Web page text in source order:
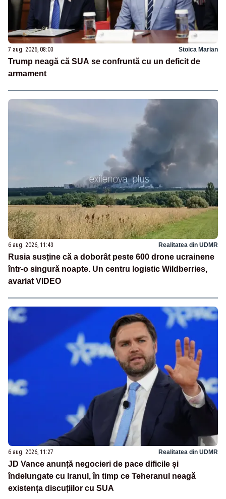
7 aug. 2026, 08:03 Stoica Marian
Trump neagă că SUA se confruntă cu un deficit de
armament
6 aug. 2026, 11:43 Realitatea din UDMR
Rusia susține că a doborât peste 600 drone ucrainene
într-o singură noapte. Un centru logistic Wildberries,
avariat VIDEO
6 aug. 2026, 11:27 Realitatea din UDMR
JD Vance anunță negocieri de pace dificile și
îndelungate cu Iranul, în timp ce Teheranul neagă
existența discuțiilor cu SUA